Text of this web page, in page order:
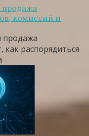
продажа
комиссий и
продажа
распорядиться